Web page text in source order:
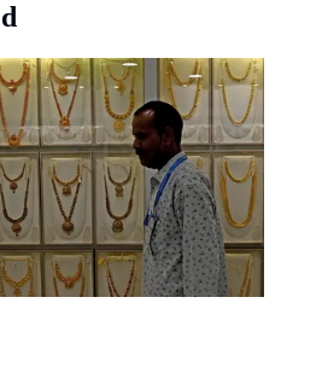
melewati kalung emas yang
Hindu 'Akshaya Tritiya', hari
kalender Hindu untuk membeli
di ruang pamer perhiasan di
SANKAR / AFP)